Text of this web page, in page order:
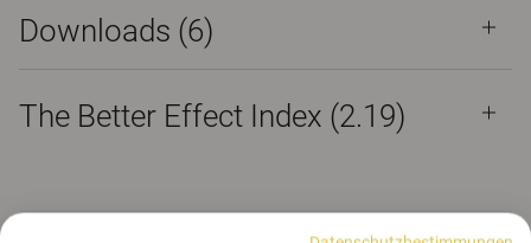
Downloads (6)
The Better Effect Index (2.19)